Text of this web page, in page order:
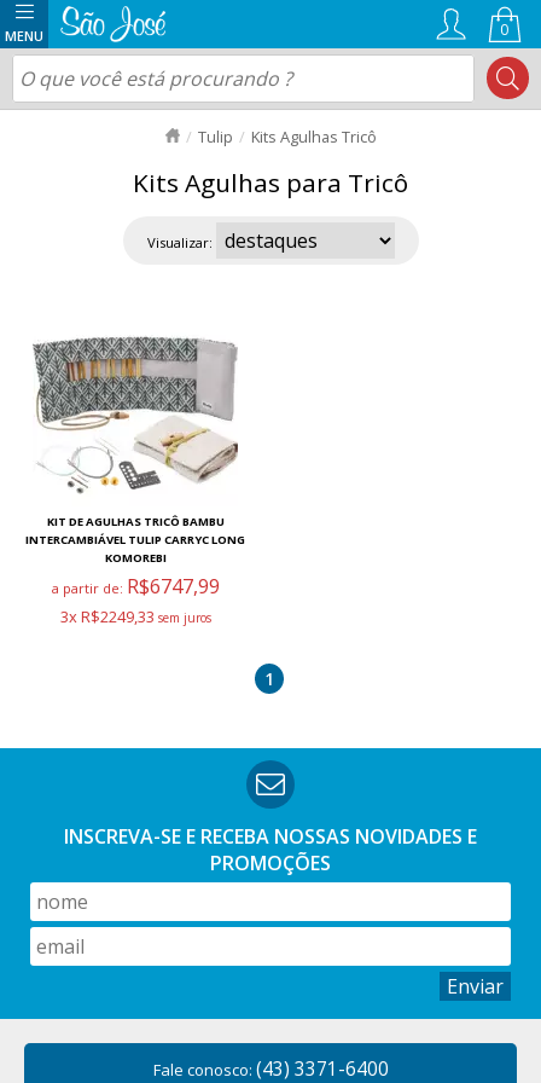
0
Tulip Kits Agulhas Tricô
Kits Agulhas para Tricô
Visualizar:
KIT DE AGULHAS TRICÔ BAMBU
INTERCAMBIÁVEL TULIP CARRYC LONG
KOMOREBI
a partir de: R$6747,99
3x R$2249,33
1
INSCREVA-SE E RECEBA NOSSAS NOVIDADES E
PROMOÇÕES
Enviar
Fale conosco: (43) 3371-6400